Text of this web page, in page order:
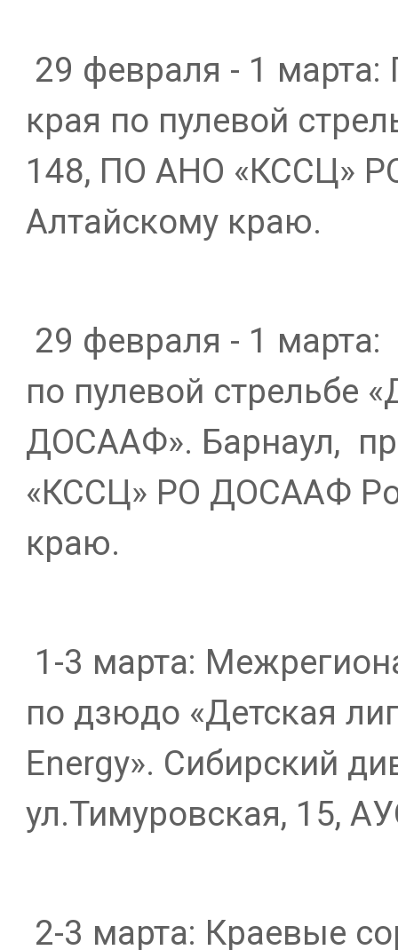
29 февраля - 1 марта:
края по пулевой
148, ПО АНО «КССЦ»
Алтайскому краю.
29 февраля - 1 марта:
по пулевой стрельбе
ДОСААФ». Барнаул,
«КССЦ» РО ДОСААФ
краю.
1-3 марта:
по дзюдо «Детская
Energy». Сибирский
ул.Тимуровская, 15,
2-3 марта: Краевые